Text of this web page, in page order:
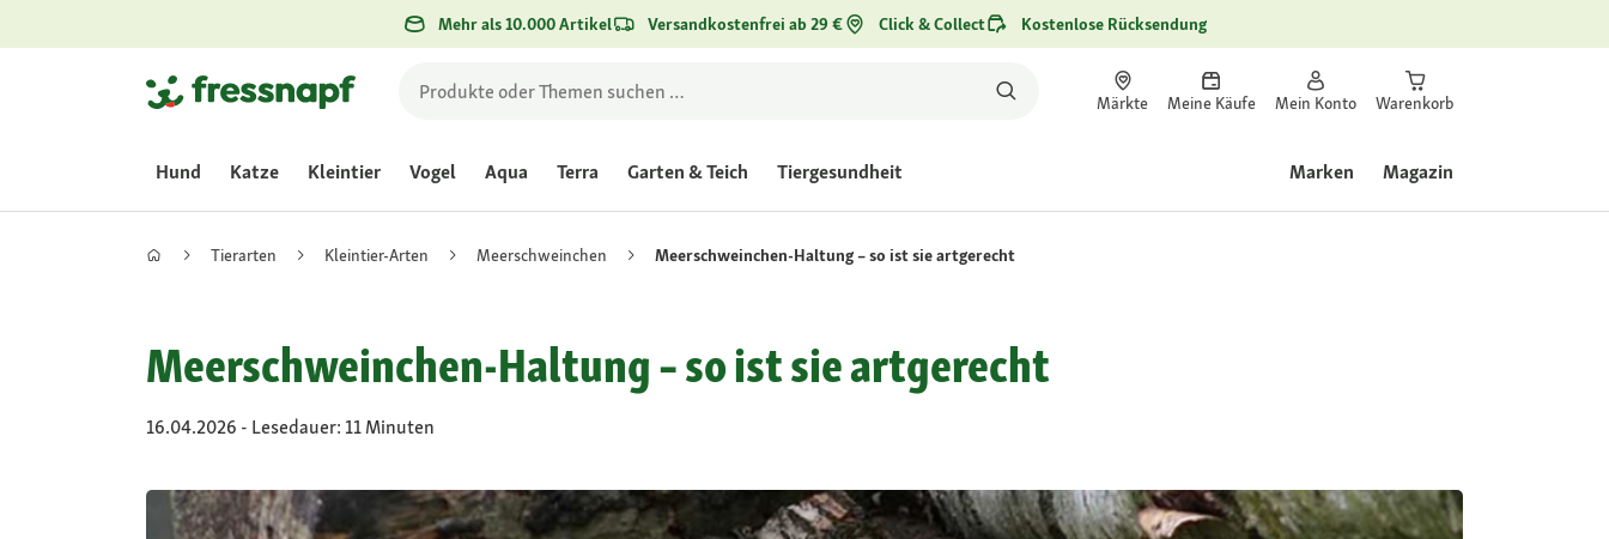
Mehr als 10.000 Artikel Versandkostenfrei ab 29 € Click & Collect Kostenlose Rücksendung
Märkte Meine Käufe Mein Konto Warenkorb
Hund Katze Kleintier Vogel Aqua Terra Garten & Teich Tiergesundheit Marken Magazin
Tierarten Kleintier-Arten Meerschweinchen Meerschweinchen-Haltung – so ist sie artgerecht
Meerschweinchen-Haltung – so ist sie artgerecht
16.04.2026 - Lesedauer: 11 Minuten